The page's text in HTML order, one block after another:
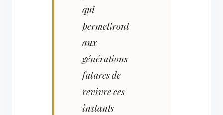
qui
permettront
aux
générations
futures de
revivre ces
instants